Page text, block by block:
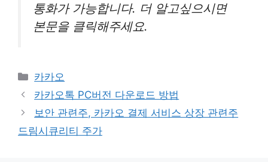
통화가 가능합니다. 더 알고싶으시면
본문을 클릭해주세요.
카
테
리
카카오
카카오톡 PC버전 다운로드 방법
보안 관련주, 카카오 결제 서비스 상장 관련주
드림시큐리티 주가